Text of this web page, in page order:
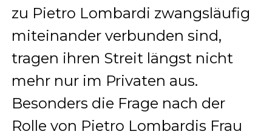
zu Pietro Lombardi zwangsläufig
miteinander verbunden sind,
tragen ihren Streit längst nicht
mehr nur im Privaten aus.
Besonders die Frage nach der
Rolle von Pietro Lombardis Frau